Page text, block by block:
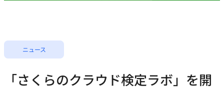
ニュース
「さくらのクラウド検定ラボ」を開